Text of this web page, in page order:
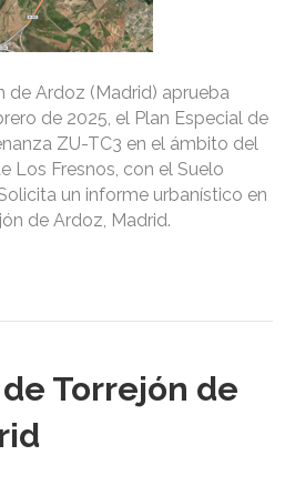
de Ardoz (Madrid) aprueba
de 2025, el Plan Especial de
ZU-TC3 en el ámbito del
Los Fresnos, con el Suelo
un informe urbanístico en
de Ardoz, Madrid.
Torrejón de